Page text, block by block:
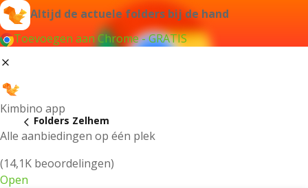
Altijd de actuele folders bij de hand
Toevoegen aan Chrome - GRATIS
Kimbino app
Alle aanbiedingen op één plek
(14,1K beoordelingen)
Open
Folders Zelhem